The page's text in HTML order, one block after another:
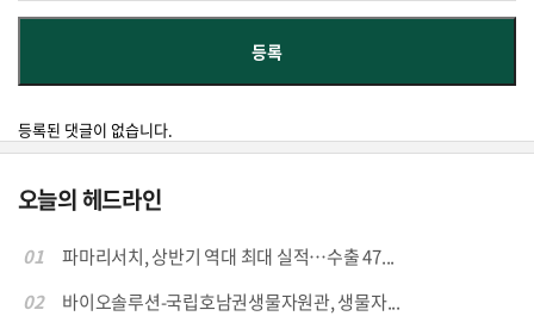
등록된 댓글이 없습니다.
오늘의 헤드라인
01
파마리서치, 상반기 역대 최대 실적…수출 47...
02
바이오솔루션-국립호남권생물자원관, 생물자...